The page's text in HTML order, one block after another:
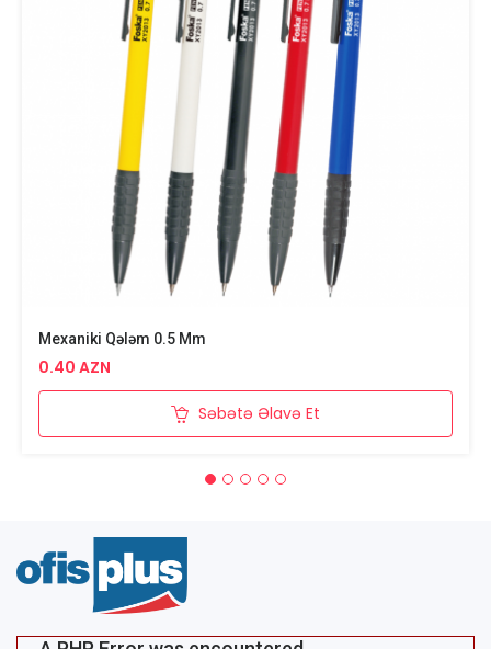
Mexaniki Qələm 0.5 Mm
0.40 AZN
Səbətə Əlavə Et